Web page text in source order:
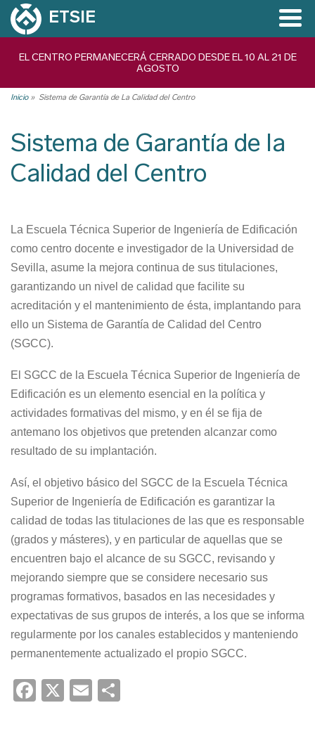
Pasar
ETSIE
Navegación
EL CENTRO PERMANECERÁ CERRADO DESDE EL 10 AL 21 DE
AGOSTO
Ruta
navegación
Inicio Sistema de Garantía de La Calidad del Centro
Sistema de Garantía de la
Calidad del Centro
La Escuela Técnica Superior de Ingeniería de Edificación
como centro docente e investigador de la Universidad de
Sevilla, asume la mejora continua de sus titulaciones,
garantizando un nivel de calidad que facilite su
acreditación y el mantenimiento de ésta, implantando para
ello un Sistema de Garantía de Calidad del Centro
(SGCC).
El SGCC de la Escuela Técnica Superior de Ingeniería de
Edificación es un elemento esencial en la política y
actividades formativas del mismo, y en él se fija de
antemano los objetivos que pretenden alcanzar como
resultado de su implantación.
Así, el objetivo básico del SGCC de la Escuela Técnica
Superior de Ingeniería de Edificación es garantizar la
calidad de todas las titulaciones de las que es responsable
(grados y másteres), y en particular de aquellas que se
encuentren bajo el alcance de su SGCC, revisando y
mejorando siempre que se considere necesario sus
programas formativos, basados en las necesidades y
expectativas de sus grupos de interés, a los que se informa
regularmente por los canales establecidos y manteniendo
permanentemente actualizado el propio SGCC.
Facebook
X Email